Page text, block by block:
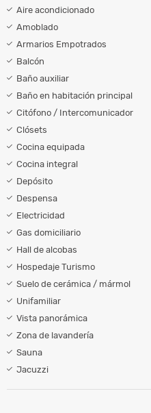
Aire acondicionado
Amoblado
Armarios Empotrados
Balcón
Baño auxiliar
Baño en habitación principal
Citófono / Intercomunicador
Clósets
Cocina equipada
Cocina integral
Depósito
Despensa
Electricidad
Gas domiciliario
Hall de alcobas
Hospedaje Turismo
Suelo de cerámica / mármol
Unifamiliar
Vista panorámica
Zona de lavandería
Sauna
Jacuzzi